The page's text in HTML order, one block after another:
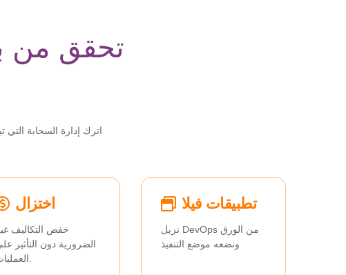
تحقق من
اترك إدارة السحابة
اختزال
خفض التكاليف
الضرورية دون التأثير
تطبيقات فيلا
نزيل DevOps من الورق
ونضعه موضع التنفيذ